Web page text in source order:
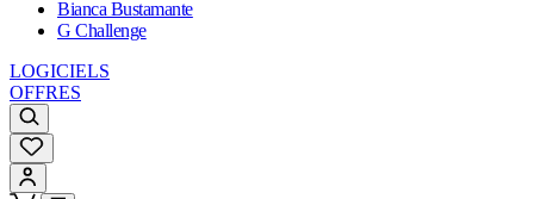
Bianca Bustamante
G Challenge
LOGICIELS
OFFRES